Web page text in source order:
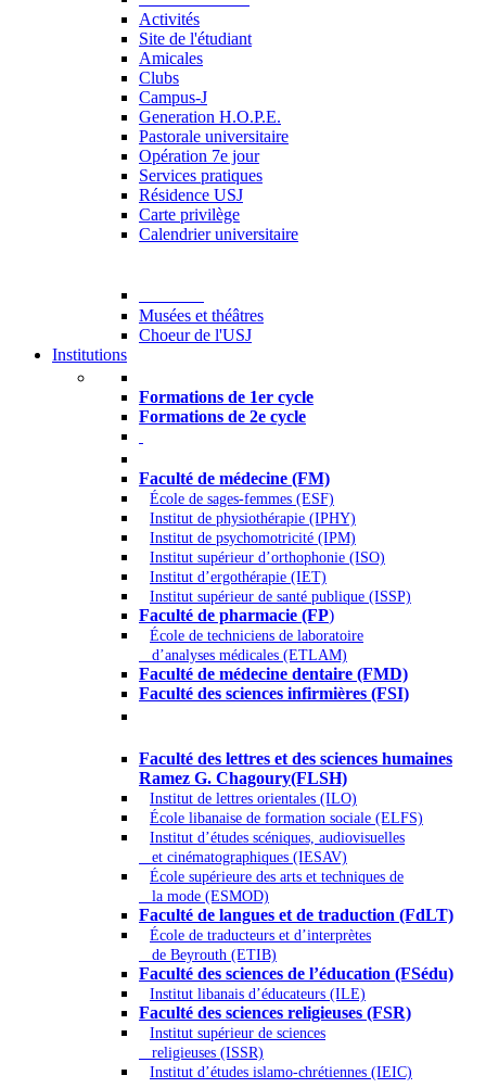
Activités
Site de l'étudiant
Amicales
Clubs
Campus-J
Generation H.O.P.E.
Pastorale universitaire
Opération 7e jour
Services pratiques
Résidence USJ
Carte privilège
Calendrier universitaire
Musées et théâtres
Choeur de l'USJ
Institutions
Formations de 1er cycle
Formations de 2e cycle
Faculté de médecine (FM)
École de sages-femmes (ESF)
Institut de physiothérapie (IPHY)
Institut de psychomotricité (IPM)
Institut supérieur d’orthophonie (ISO)
Institut d’ergothérapie (IET)
Institut supérieur de santé publique (ISSP)
Faculté de pharmacie (FP)
École de techniciens de laboratoire
d’analyses médicales (ETLAM)
Faculté de médecine dentaire (FMD)
Faculté des sciences infirmières (FSI)
Faculté des lettres et des sciences humaines
Ramez G. Chagoury(FLSH)
Institut de lettres orientales (ILO)
École libanaise de formation sociale (ELFS)
Institut d’études scéniques, audiovisuelles
et cinématographiques (IESAV)
École supérieure des arts et techniques de
la mode (ESMOD)
Faculté de langues et de traduction (FdLT)
École de traducteurs et d’interprètes
de Beyrouth (ETIB)
Faculté des sciences de l’éducation (FSédu)
Institut libanais d’éducateurs (ILE)
Faculté des sciences religieuses (FSR)
Institut supérieur de sciences
religieuses (ISSR)
Institut d’études islamo-chrétiennes (IEIC)